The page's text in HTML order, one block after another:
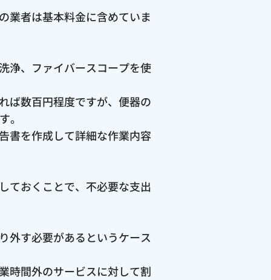
業者は基本料金に含めていま
浄、ファイバースコープを使
ば数百円程度ですが、便器の
。
書を作成して詳細な作業内容
ておくことで、不必要な支出
外す必要があるというケース
時間外のサービスに対して割